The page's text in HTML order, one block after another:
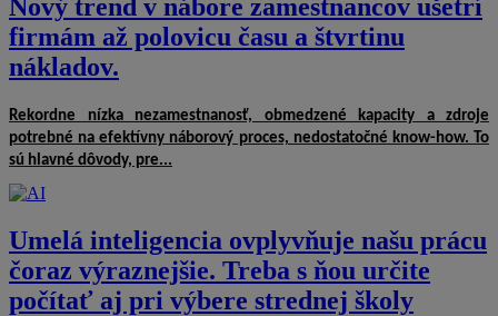
Nový trend v nábore zamestnancov ušetrí
firmám až polovicu času a štvrtinu
nákladov.
Rekordne nízka nezamestnanosť, obmedzené kapacity a zdroje
potrebné na efektívny náborový proces, nedostatočné know-how. To
sú hlavné dôvody, pre...
Umelá inteligencia ovplyvňuje našu prácu
čoraz výraznejšie. Treba s ňou určite
počítať aj pri výbere strednej školy